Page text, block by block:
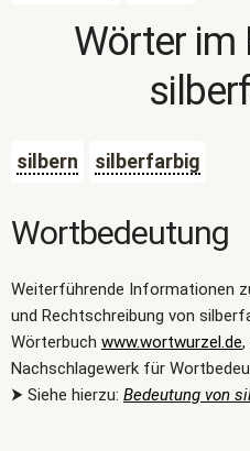
Wörter im
silbern silberfarbig
Wortbedeutung
Weiterführende Informationen
und Rechtschreibung von
Wörterbuch www.wortwurzel.de,
Nachschlagewerk für
⮞ Siehe hierzu: Bedeutung von